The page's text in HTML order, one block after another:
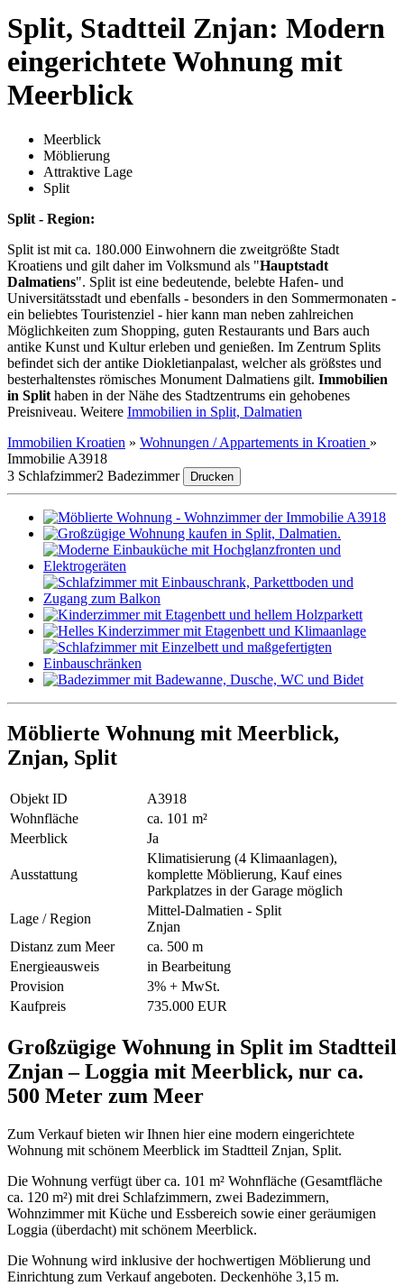
Split, Stadtteil Znjan: Modern
eingerichtete Wohnung mit
Meerblick
Meerblick
Möblierung
Attraktive Lage
Split
Split - Region:
Split ist mit ca. 180.000 Einwohnern die zweitgrößte Stadt
Kroatiens und gilt daher im Volksmund als "Hauptstadt
Dalmatiens". Split ist eine bedeutende, belebte Hafen- und
Universitätsstadt und ebenfalls - besonders in den Sommermonaten -
ein beliebtes Touristenziel - hier kann man neben zahlreichen
Möglichkeiten zum Shopping, guten Restaurants und Bars auch
antike Kunst und Kultur erleben und genießen. Im Zentrum Splits
befindet sich der antike Diokletianpalast, welcher als größstes und
besterhaltenstes römisches Monument Dalmatiens gilt. Immobilien
in Split haben in der Nähe des Stadtzentrums ein gehobenes
Preisniveau. Weitere Immobilien in Split, Dalmatien
Immobilien Kroatien » Wohnungen / Appartements in Kroatien »
Immobilie A3918
3 Schlafzimmer2 Badezimmer Drucken
Möblierte Wohnung mit Meerblick,
Znjan, Split
Objekt ID
A3918
Wohnfläche
ca. 101 m²
Meerblick
Ja
Ausstattung
Klimatisierung (4 Klimaanlagen),
komplette Möblierung, Kauf eines
Parkplatzes in der Garage möglich
Lage / Region
Mittel-Dalmatien - Split
Znjan
Distanz zum Meer
ca. 500 m
Energieausweis
in Bearbeitung
Provision
3% + MwSt.
Kaufpreis
735.000 EUR
Großzügige Wohnung in Split im Stadtteil
Znjan – Loggia mit Meerblick, nur ca.
500 Meter zum Meer
Zum Verkauf bieten wir Ihnen hier eine modern eingerichtete
Wohnung mit schönem Meerblick im Stadtteil Znjan, Split.
Die Wohnung verfügt über ca. 101 m² Wohnfläche (Gesamtfläche
ca. 120 m²) mit drei Schlafzimmern, zwei Badezimmern,
Wohnzimmer mit Küche und Essbereich sowie einer geräumigen
Loggia (überdacht) mit schönem Meerblick.
Die Wohnung wird inklusive der hochwertigen Möblierung und
Einrichtung zum Verkauf angeboten. Deckenhöhe 3,15 m.